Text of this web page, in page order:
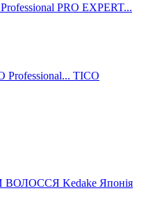
PRO EXPERT...
Professional... TICO
Kedake Японія